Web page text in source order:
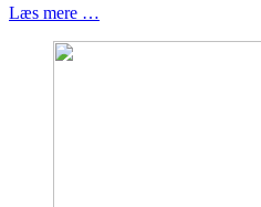
Læs mere …